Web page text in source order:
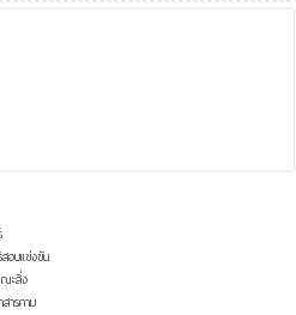
อบแข่งขัน
ะสิ่ง
ารคาม